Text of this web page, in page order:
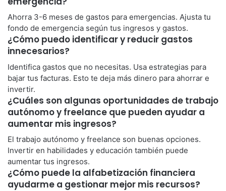
Ahorra 3-6 meses de gastos para emergencias. Ajusta tu
fondo de emergencia según tus ingresos y gastos.
¿Cómo puedo identificar y reducir gastos
innecesarios?
Identifica gastos que no necesitas. Usa estrategias para
bajar tus facturas. Esto te deja más dinero para ahorrar e
invertir.
¿Cuáles son algunas oportunidades de trabajo
autónomo y freelance que pueden ayudar a
aumentar mis ingresos?
El trabajo autónomo y freelance son buenas opciones.
Invertir en habilidades y educación también puede
aumentar tus ingresos.
¿Cómo puede la alfabetización financiera
ayudarme a gestionar mejor mis recursos?